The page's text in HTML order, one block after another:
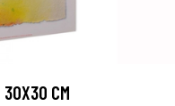
30X30 CM